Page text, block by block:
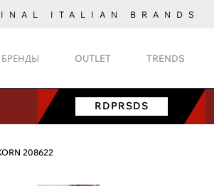
ITALIAN BRANDS
БРЕНДЫ OUTLET TRENDS
RDPRSDS
208622